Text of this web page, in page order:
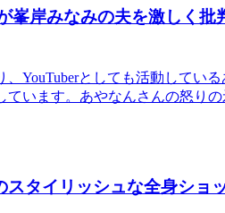
峯岸みなみの夫を激しく批
YouTuberとしても活動してい
います。あやなんさんの怒り
タイリッシュな全身ショ